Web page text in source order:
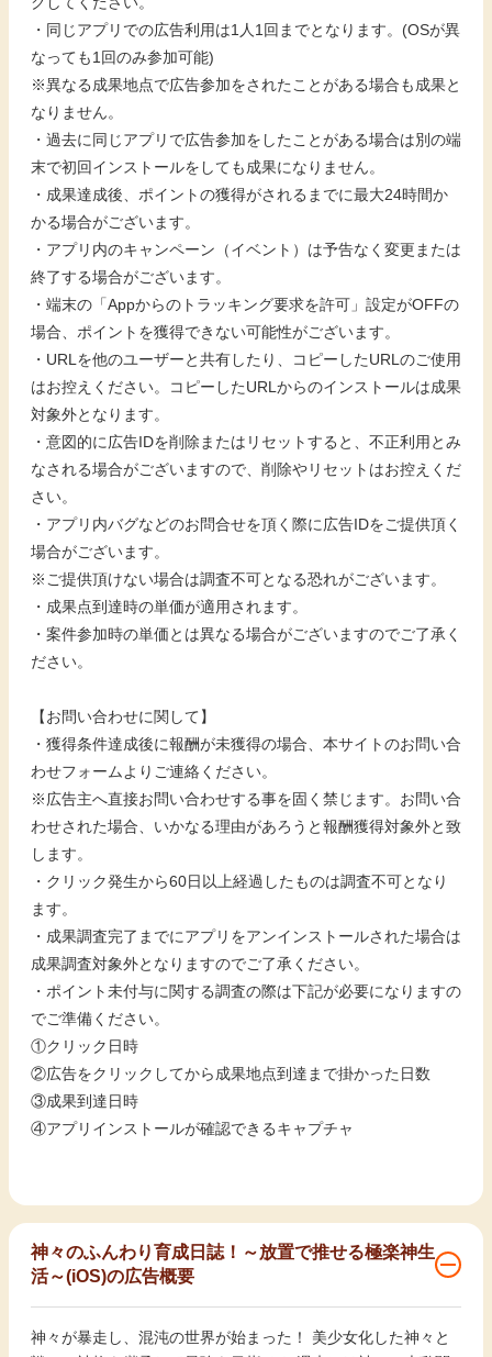
・同じアプリでの広告利用は1人1回までとなります。(OSが異
なっても1回のみ参加可能)
※異なる成果地点で広告参加をされたことがある場合も成果と
なりません。
・過去に同じアプリで広告参加をしたことがある場合は別の端
末で初回インストールをしても成果になりません。
・成果達成後、ポイントの獲得がされるまでに最大24時間か
かる場合がございます。
・アプリ内のキャンペーン（イベント）は予告なく変更または
終了する場合がございます。
・端末の「Appからのトラッキング要求を許可」設定がOFFの
場合、ポイントを獲得できない可能性がございます。
・URLを他のユーザーと共有したり、コピーしたURLのご使用
はお控えください。コピーしたURLからのインストールは成果
対象外となります。
・意図的に広告IDを削除またはリセットすると、不正利用とみ
なされる場合がございますので、削除やリセットはお控えくだ
さい。
・アプリ内バグなどのお問合せを頂く際に広告IDをご提供頂く
場合がございます。
※ご提供頂けない場合は調査不可となる恐れがございます。
・成果点到達時の単価が適用されます。
・案件参加時の単価とは異なる場合がございますのでご了承く
ださい。
【お問い合わせに関して】
・獲得条件達成後に報酬が未獲得の場合、本サイトのお問い合
わせフォームよりご連絡ください。
※広告主へ直接お問い合わせする事を固く禁じます。お問い合
わせされた場合、いかなる理由があろうと報酬獲得対象外と致
します。
・クリック発生から60日以上経過したものは調査不可となり
ます。
・成果調査完了までにアプリをアンインストールされた場合は
成果調査対象外となりますのでご了承ください。
・ポイント未付与に関する調査の際は下記が必要になりますの
でご準備ください。
①クリック日時
②広告をクリックしてから成果地点到達まで掛かった日数
③成果到達日時
④アプリインストールが確認できるキャプチャ
神々のふんわり育成日誌！～放置で推せる極楽神生
活～(iOS)の広告概要
神々が暴走し、混沌の世界が始まった！ 美少女化した神々と